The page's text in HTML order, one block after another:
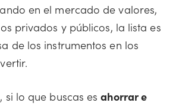
en el mercado de valores,
privados y públicos, la lista es
de los instrumentos en los
si lo que buscas esahorrar e